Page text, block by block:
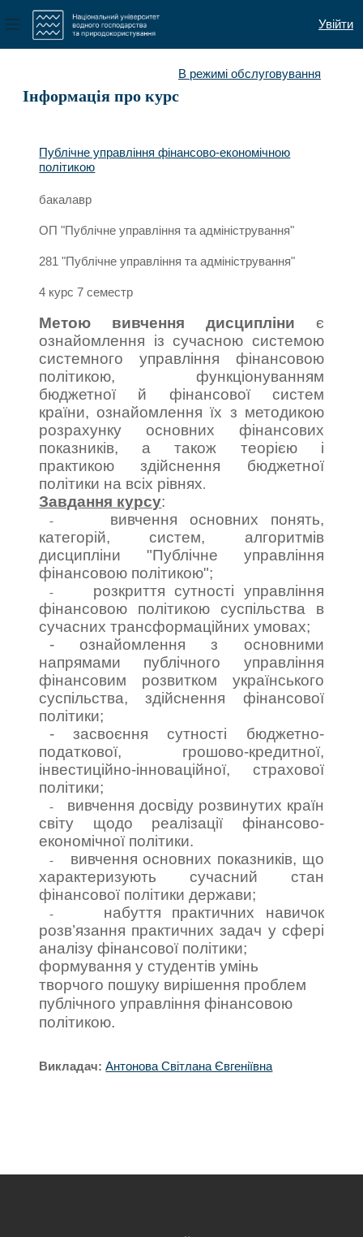
Бокова панель
Увійти
В режимі обслуговування
Інформація про курс
Публічне управління фінансово-економічною
політикою
бакалавр
ОП "Публічне управління та адміністрування"
281 "Публічне управління та адміністрування"
4 курс 7 семестр
Метою вивчення дисципліни є
ознайомлення із сучасною системою
системного управління фінансовою
політикою, функціонуванням
бюджетної й фінансової систем
країни, ознайомлення їх з методикою
розрахунку основних фінансових
показників, а також теорією і
практикою здійснення бюджетної
політики на всіх рівнях.
Завдання курсу:
-
вивчення основних понять,
категорій, систем, алгоритмів
дисципліни "Публічне управління
фінансовою політикою";
-
розкриття сутності управління
фінансовою політикою суспільства в
сучасних трансформаційних умовах;
- ознайомлення з основними
напрямами публічного управління
фінансовим розвитком українського
суспільства, здійснення фінансової
політики;
- засвоєння сутності бюджетно-
податкової, грошово-кредитної,
інвестиційно-інноваційної, страхової
політики;
-
вивчення досвіду розвинутих країн
світу щодо реалізації фінансово-
економічної політики.
-
вивчення основних показників, що
характеризують сучасний стан
фінансової політики держави;
-
набуття практичних навичок
розв’язання практичних задач у сфері
аналізу фінансової політики;
формування у студентів умінь
творчого пошуку вирішення проблем
публічного управління фінансовою
політикою.
Викладач:Антонова Світлана Євгеніївна